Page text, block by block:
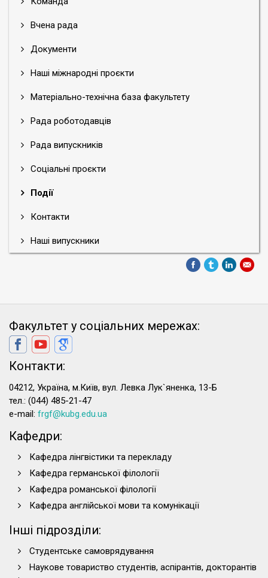
Вчена рада
Документи
Наші міжнародні проєкти
Матеріально-технічна база факультету
Рада роботодавців
Рада випускників
Соціальні проєкти
Події
Контакти
Наші випускники
Факультет у соціальних мережах:
Контакти:
04212, Україна, м.Київ, вул. Левка Лук`яненка, 13-Б
тел.: (044) 485-21-47
e-mail: frgf@kubg.edu.ua
Кафедри:
Кафедра лінгвістики та перекладу
Кафедра германської філології
Кафедра романської філології
Кафедра англійської мови та комунікації
Інші підрозділи:
Студентське самоврядування
Наукове товариство студентів, аспірантів, докторантів